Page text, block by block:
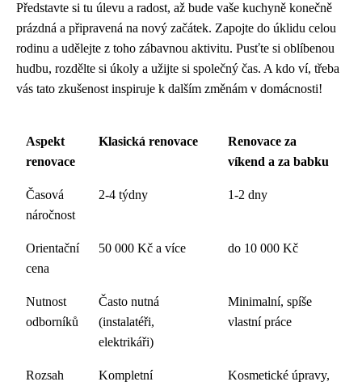
Představte si tu úlevu a radost, až bude vaše kuchyně konečně
prázdná a připravená na nový začátek. Zapojte do úklidu celou
rodinu a udělejte z toho zábavnou aktivitu. Pusťte si oblíbenou
hudbu, rozdělte si úkoly a užijte si společný čas. A kdo ví, třeba
vás tato zkušenost inspiruje k dalším změnám v domácnosti!
Aspekt
renovace
Klasická renovace
Renovace za
víkend a za babku
Časová
náročnost
2-4 týdny 1-2 dny
Orientační
cena
50 000 Kč a více do 10 000 Kč
Nutnost
odborníků
Často nutná
(instalatéři,
elektrikáři)
Minimalní, spíše
vlastní práce
Rozsah
Kompletní
Kosmetické úpravy,